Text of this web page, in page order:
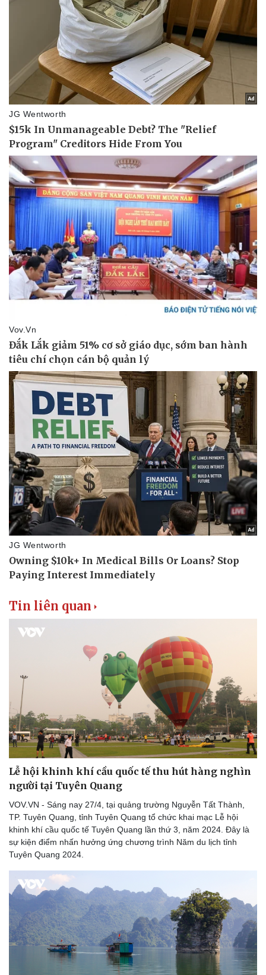
Làm đẹp - giảm cân
Phòng mạch online
Ăn sạch sống khỏe
Văn hóa
Sân khấu - Điện ảnh
Văn học
Âm nhạc
Di sản
Giải trí
Nghệ sĩ
Thời trang
Sao Việt
Du lịch
Tư vấn
Săn Tour
check-in
Podcast
Câu chuyện thời sự
Đọc truyện đêm khuya
Cửa sổ tình yêu
Kể chuyện cho bé
Hạt giống tâm hồn
Tin liên quan
Lễ hội khinh khí cầu quốc tế thu hút hàng nghìn
người tại Tuyên Quang
VOV.VN - Sáng nay 27/4, tại quảng trường Nguyễn Tất Thành,
TP. Tuyên Quang, tỉnh Tuyên Quang tổ chức khai mạc Lễ hội
khinh khí cầu quốc tế Tuyên Quang lần thứ 3, năm 2024. Đây là
sự kiện điểm nhấn hưởng ứng chương trình Năm du lịch tỉnh
Tuyên Quang 2024.